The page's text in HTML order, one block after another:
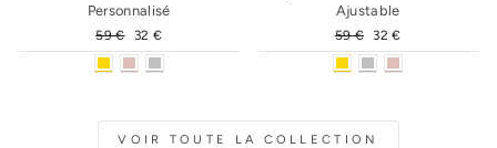
Personnalisé
Prix
régulier
59 €
Prix
réduit
32 €
Ajustable
Prix
régulier
59 €
Prix
réduit
32 €
VOIR TOUTE LA COLLECTION